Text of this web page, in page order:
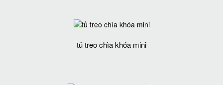
tủ treo chìa khóa mini